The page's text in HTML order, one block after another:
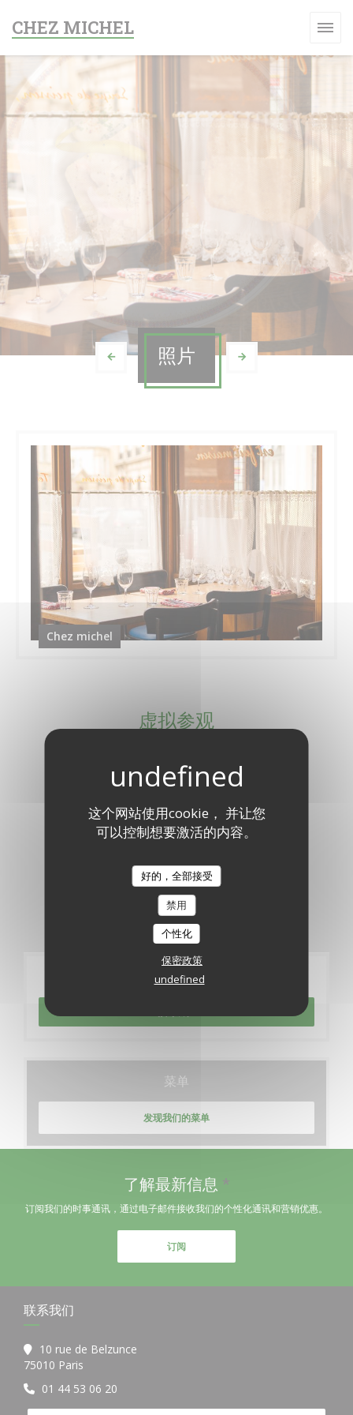
这个网站使用cookie， 并让您
可以控制想要激活的内容。
好的，全部接受
禁用
个性化
保密政策
undefined
CHEZ MICHEL
照片
Chez michel
虚拟参观
预订
菜单
发现我们的菜单
了解最新信息 *
订阅我们的时事通讯，通过电子邮件接收我们的个性化通讯和营销优惠。
订阅
联系我们
10 rue de Belzunce
75010 Paris
01 44 53 06 20